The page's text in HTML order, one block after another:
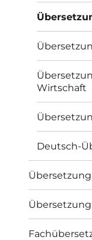
Wirtschaft
Deutsch-